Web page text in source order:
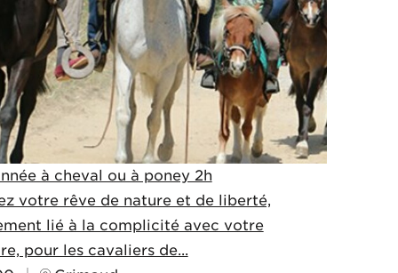
à cheval ou à poney 2h
votre rêve de nature et de liberté,
lié à la complicité avec votre
pour les cavaliers de...